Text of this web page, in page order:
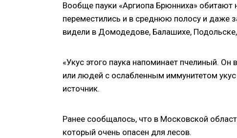
Вообще пауки «Аргиопа Брюнниха» обитают
переместились и в среднюю полосу и даже
видели в Домодедове, Балашихе,
«Укус этого паука напоминает пчелиный. Он
или людей с ослабленным иммунитетом
источник.
Ранее сообщалось, что в Московской
который очень опасен для лесов.